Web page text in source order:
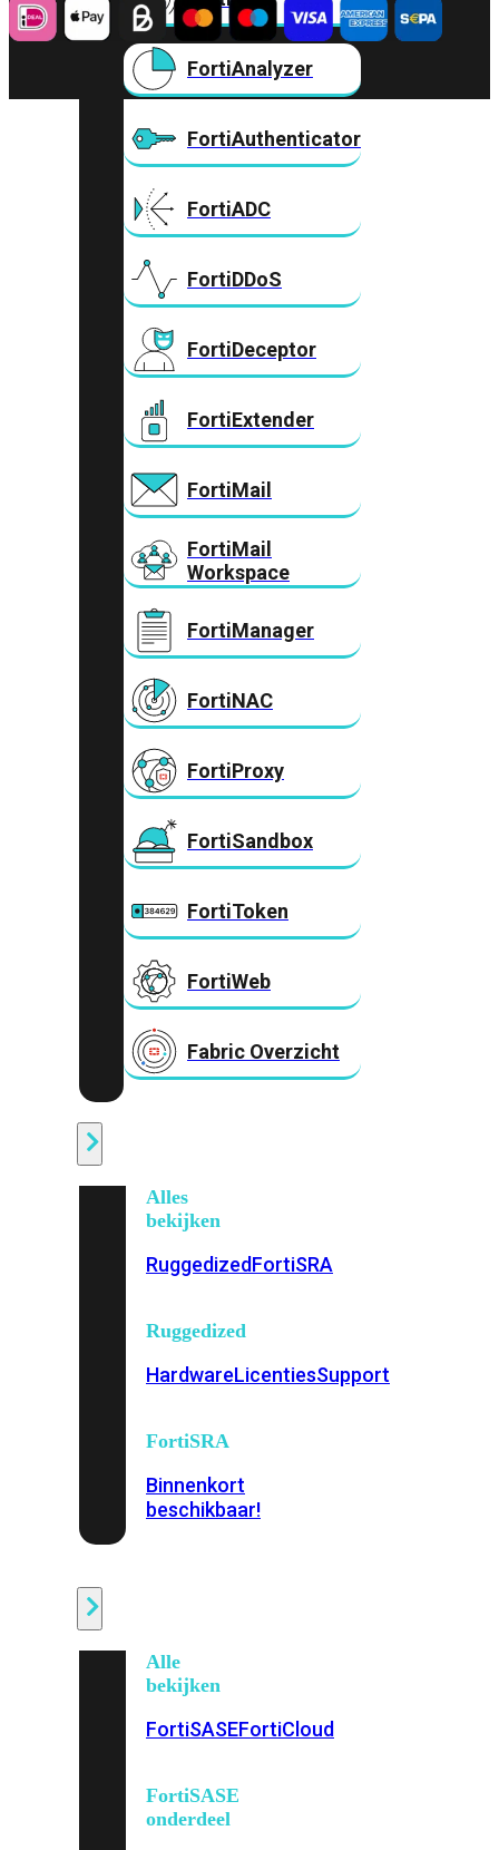
FortiAnalyzer
FortiAuthenticator
FortiADC
FortiDDoS
FortiDeceptor
FortiExtender
FortiMail
FortiMail
Workspace
FortiManager
FortiNAC
FortiProxy
FortiSandbox
FortiToken
FortiWeb
Fabric Overzicht
Alles
bekijken
RuggedizedFortiSRA
Ruggedized
HardwareLicentiesSupport
FortiSRA
Binnenkort
beschikbaar!
Alle
bekijken
FortiSASEFortiCloud
FortiSASE
onderdeel